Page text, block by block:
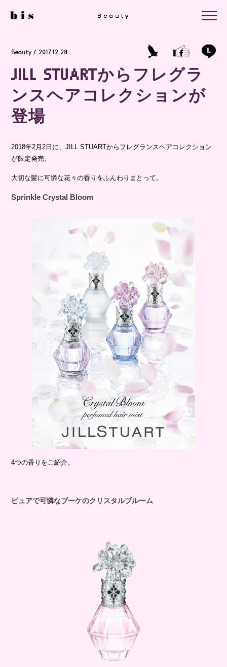
Beauty
Beauty / 2017.12.28
JILL STUARTからフレグラ
ンスヘアコレクションが
登場
2018年2月2日に、JILL STUARTからフレグランスヘアコレクション
が限定発売。
大切な髪に可憐な花々の香りをふんわりまとって。
Sprinkle Crystal Bloom
4つの香りをご紹介。
ピュアで可憐なブーケのクリスタルブルーム
Beauty
Beauty